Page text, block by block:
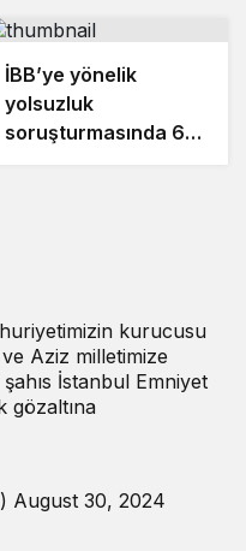
İBB’ye yönelik
yolsuzluk
soruşturmasında 6
kurucusu
Aziz milletimize
İstanbul Emniyet
gözaltına
August 30, 2024